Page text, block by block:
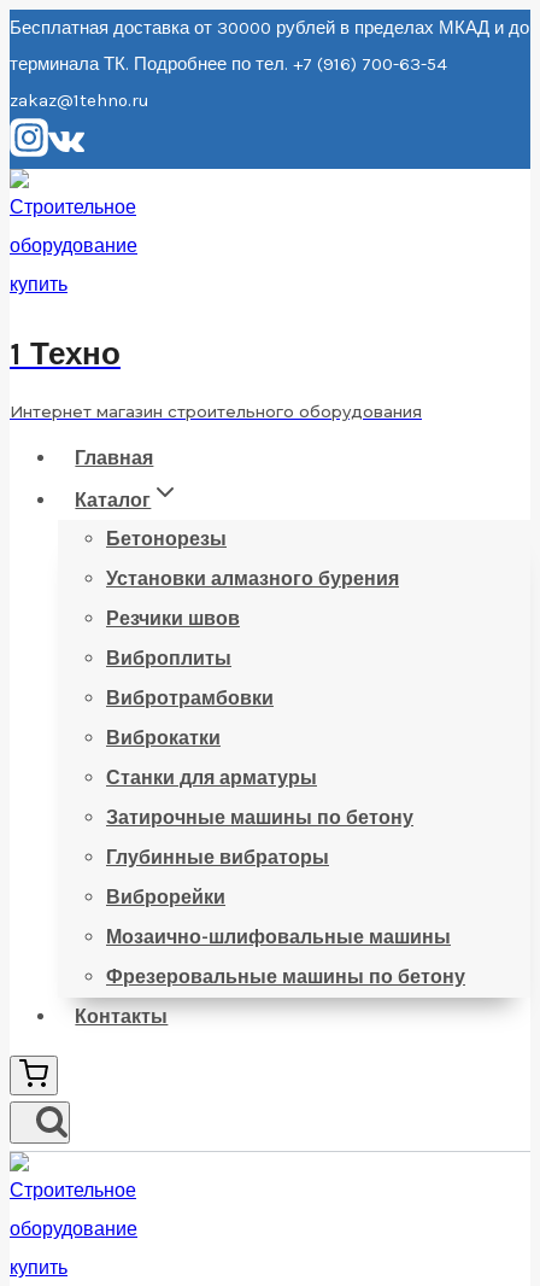
Перейти
к
содержанию
Бесплатная доставка от 30000 рублей в пределах МКАД и до
терминала ТК. Подробнее по тел. +7 (916) 700-63-54
zakaz@1tehno.ru
1 Техно
Интернет магазин строительного оборудования
Главная
Каталог
Бетонорезы
Установки алмазного бурения
Резчики швов
Виброплиты
Вибротрамбовки
Виброкатки
Станки для арматуры
Затирочные машины по бетону
Глубинные вибраторы
Виброрейки
Мозаично-шлифовальные машины
Фрезеровальные машины по бетону
Контакты